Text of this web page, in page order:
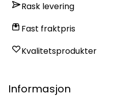
Rask levering
Fast fraktpris
Kvalitetsprodukter
Informasjon